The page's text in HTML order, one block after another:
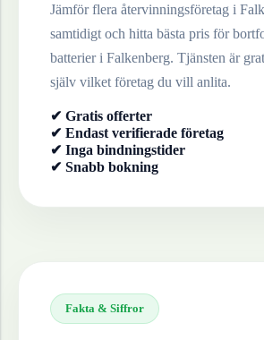
Jämför flera återvinningsföretag i
samtidigt och hitta bästa pris för
batterieri Falkenberg. Tjänsten är
själv vilket företag du vill anlita.
✔ Gratis offerter
✔ Endast verifierade företag
✔ Inga bindningstider
✔ Snabb bokning
Fakta & Siffror